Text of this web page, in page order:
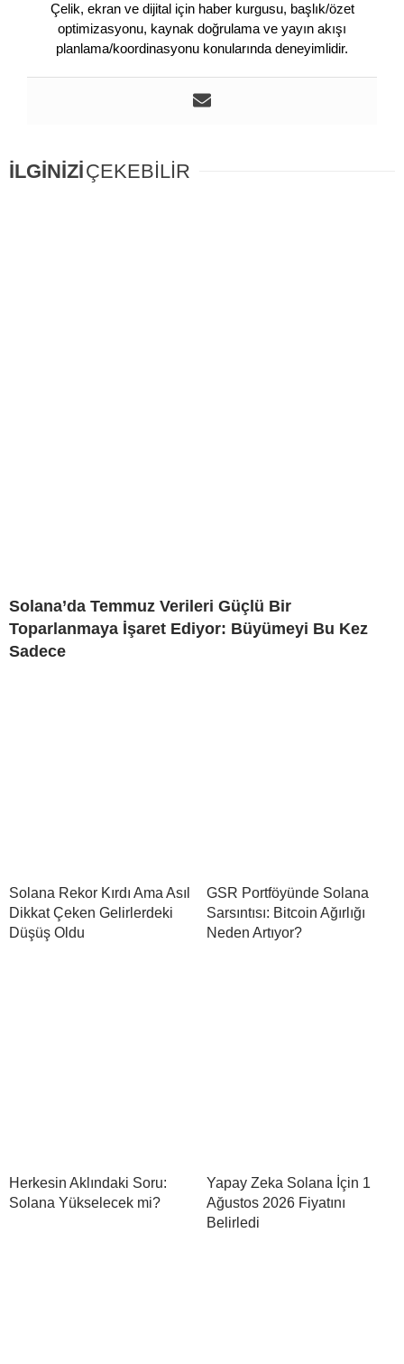
Çelik, ekran ve dijital için haber kurgusu, başlık/özet
optimizasyonu, kaynak doğrulama ve yayın akışı
planlama/koordinasyonu konularında deneyimlidir.
İLGİNİZİÇEKEBİLİR
Solana’da Temmuz Verileri Güçlü Bir
Toparlanmaya İşaret Ediyor: Büyümeyi Bu Kez
Sadece
Solana Rekor Kırdı Ama Asıl
Dikkat Çeken Gelirlerdeki
Düşüş Oldu
GSR Portföyünde Solana
Sarsıntısı: Bitcoin Ağırlığı
Neden Artıyor?
Herkesin Aklındaki Soru:
Solana Yükselecek mi?
Yapay Zeka Solana İçin 1
Ağustos 2026 Fiyatını
Belirledi